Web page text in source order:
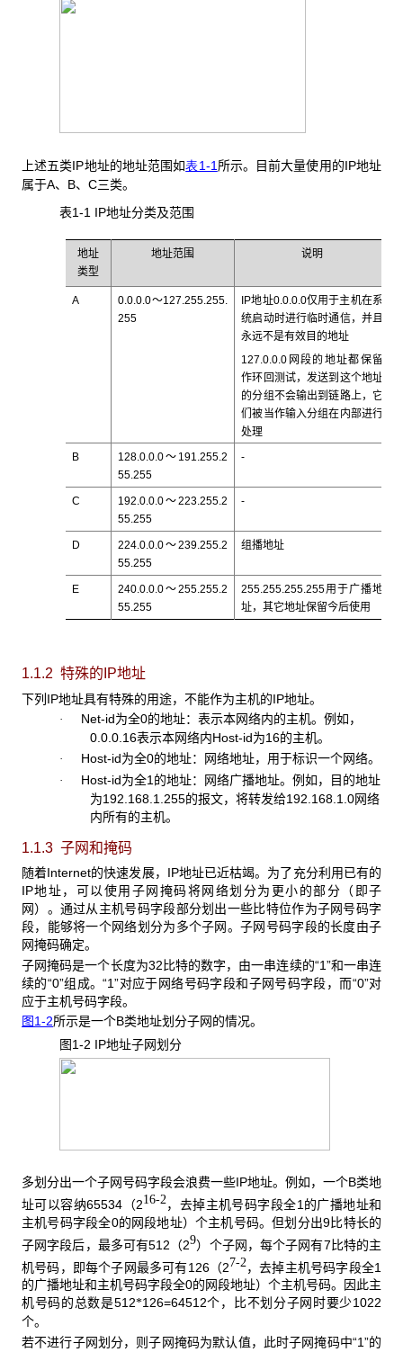
上述五类IP地址的地址范围如表1-1所示。目前大量使用的IP地址
属于A、B、C三类。
表1-1 IP地址分类及范围
地址
类型
地址范围 说明
A
0.0.0.0～127.255.255.
255
IP地址0.0.0.0仅用于主机在系
统启动时进行临时通信，并且
永远不是有效目的地址
127.0.0.0网段的地址都保留
作环回测试，发送到这个地址
的分组不会输出到链路上，它
们被当作输入分组在内部进行
处理
B
128.0.0.0～191.255.2
55.255
-
C
192.0.0.0～223.255.2
55.255
-
D
224.0.0.0～239.255.2
55.255
组播地址
E
240.0.0.0～255.255.2
55.255
255.255.255.255用于广播地
址，其它地址保留今后使用
1.1.2 特殊的IP地址
下列IP地址具有特殊的用途，不能作为主机的IP地址。
· Net-id为全0的地址：表示本网络内的主机。例如，
0.0.0.16表示本网络内Host-id为16的主机。
· Host-id为全0的地址：网络地址，用于标识一个网络。
· Host-id为全1的地址：网络广播地址。例如，目的地址
为192.168.1.255的报文，将转发给192.168.1.0网络
内所有的主机。
1.1.3 子网和掩码
随着Internet的快速发展，IP地址已近枯竭。为了充分利用已有的
IP地址，可以使用子网掩码将网络划分为更小的部分（即子
网）。通过从主机号码字段部分划出一些比特位作为子网号码字
段，能够将一个网络划分为多个子网。子网号码字段的长度由子
网掩码确定。
子网掩码是一个长度为32比特的数字，由一串连续的“1”和一串连
续的“0”组成。“1”对应于网络号码字段和子网号码字段，而“0”对
应于主机号码字段。
图1-2所示是一个B类地址划分子网的情况。
图1-2 IP地址子网划分
多划分出一个子网号码字段会浪费一些IP地址。例如，一个B类地
址可以容纳65534（216-2，去掉主机号码字段全1的广播地址和
主机号码字段全0的网段地址）个主机号码。但划分出9比特长的
子网字段后，最多可有512（29）个子网，每个子网有7比特的主
机号码，即每个子网最多可有126（27-2，去掉主机号码字段全1
的广播地址和主机号码字段全0的网段地址）个主机号码。因此主
机号码的总数是512*126=64512个，比不划分子网时要少1022
个。
若不进行子网划分，则子网掩码为默认值，此时子网掩码中“1”的